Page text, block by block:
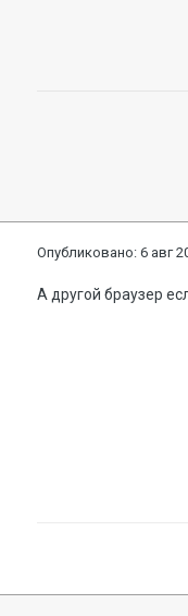
Опубликовано:6 авг
А другой браузер